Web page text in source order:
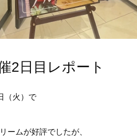
2日目レポート
（火）で
ームが好評でしたが、